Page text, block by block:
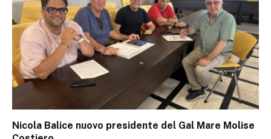
Nicola Balice nuovo presidente del Gal Mare Molise